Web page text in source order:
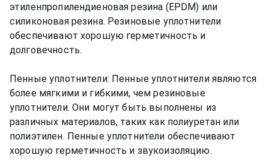
этиленпропилендиеновая резина (EPDM) или
силиконовая резина. Резиновые уплотнители
обеспечивают хорошую герметичность и
долговечность.
Пенные уплотнители: Пенные уплотнители являются
более мягкими и гибкими, чем резиновые
уплотнители. Они могут быть выполнены из
различных материалов, таких как полиуретан или
полиэтилен. Пенные уплотнители обеспечивают
хорошую герметичность и звукоизоляцию.